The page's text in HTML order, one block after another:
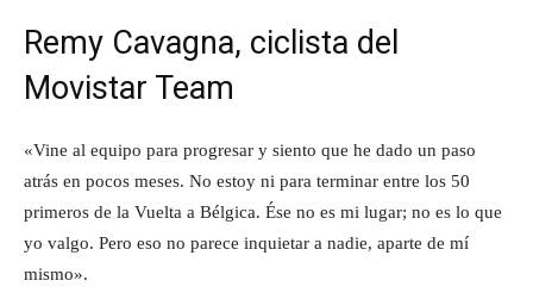
Remy Cavagna, ciclista del
Movistar Team
«Vine al equipo para progresar y siento que he dado un paso
atrás en pocos meses. No estoy ni para terminar entre los 50
primeros de la Vuelta a Bélgica. Ése no es mi lugar; no es lo que
yo valgo. Pero eso no parece inquietar a nadie, aparte de mí
mismo».